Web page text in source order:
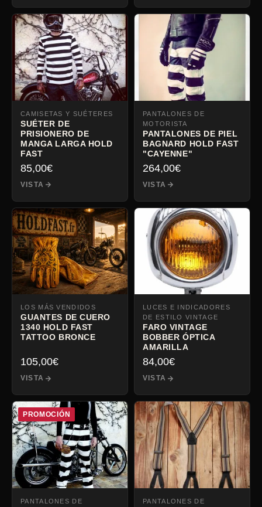
CAMISETAS Y SUÉTERES
SUÉTER DE
PRISIONERO DE
MANGA LARGA HOLD
FAST
85,00€
VISTA
PANTALONES DE
MOTORISTA
PANTALONES DE PIEL
BAGNARD HOLD FAST
"CAYENNE"
264,00€
VISTA
LOS MÁS VENDIDOS
GUANTES DE CUERO
1340 HOLD FAST
TATTOO BRONCE
105,00€
VISTA
LUCES E INDICADORES
DE ESTILO VINTAGE
FARO VINTAGE
BOBBER ÓPTICA
AMARILLA
84,00€
VISTA
PROMOCIÓN
PANTALONES DE
PANTALONES DE